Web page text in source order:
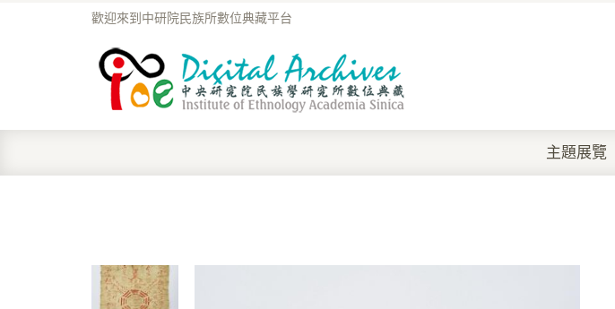
歡迎來到中研院民族所數位典藏平台
主題展覽